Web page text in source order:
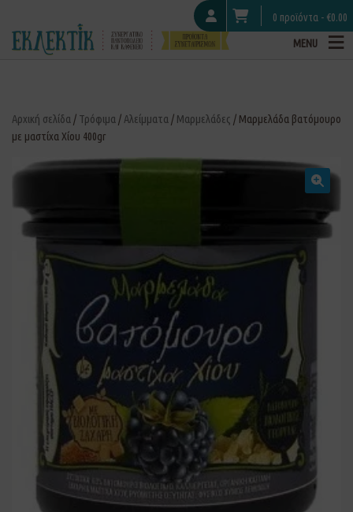
0 προϊόντα - €0.00
MENU
Αρχική σελίδα / Τρόφιμα / Αλείμματα / Μαρμελάδες / Μαρμελάδα βατόμουρο
με μαστίχα Χίου 400gr